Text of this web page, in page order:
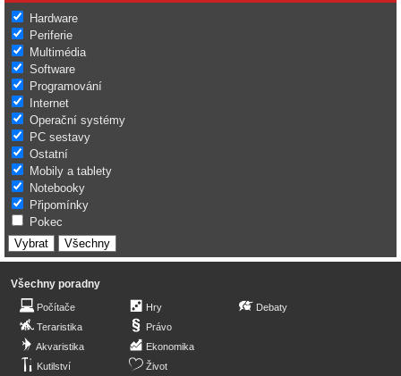
Hardware
Periferie
Multimédia
Software
Programování
Internet
Operační systémy
PC sestavy
Ostatní
Mobily a tablety
Notebooky
Připomínky
Pokec
Všechny poradny
Počítače
Teraristika
Akvaristika
Kutilství
Hry
Právo
Ekonomika
Život
Debaty